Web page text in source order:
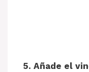
5. Añade el